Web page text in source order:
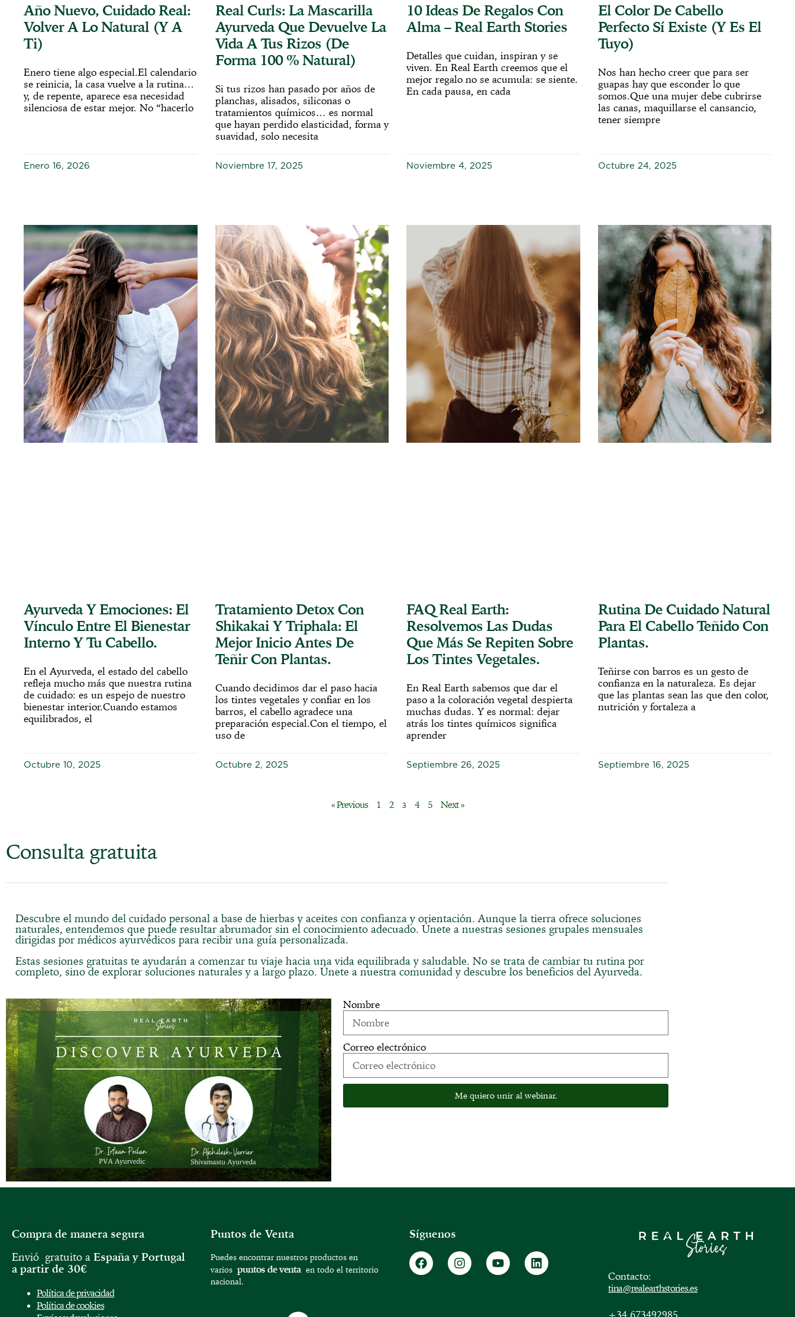
Año Nuevo, Cuidado Real:
Volver A Lo Natural (y A
Ti)
Enero tiene algo especial.El calendario
se reinicia, la casa vuelve a la rutina…
y, de repente, aparece esa necesidad
silenciosa de estar mejor. No “hacerlo
Enero 16, 2026
Real Curls: La Mascarilla
Ayurveda Que Devuelve La
Vida A Tus Rizos (de
Forma 100 % Natural)
Si tus rizos han pasado por años de
planchas, alisados, siliconas o
tratamientos químicos… es normal
que hayan perdido elasticidad, forma y
suavidad, solo necesita
Noviembre 17, 2025
10 Ideas De Regalos Con
Alma – Real Earth Stories
Detalles que cuidan, inspiran y se
viven. En Real Earth creemos que el
mejor regalo no se acumula: se siente.
En cada pausa, en cada
Noviembre 4, 2025
El Color De Cabello
Perfecto Sí Existe (y Es El
Tuyo)
Nos han hecho creer que para ser
guapas hay que esconder lo que
somos.Que una mujer debe cubrirse
las canas, maquillarse el cansancio,
tener siempre
Octubre 24, 2025
Ayurveda Y Emociones: El
Vínculo Entre El Bienestar
Interno Y Tu Cabello.
En el Ayurveda, el estado del cabello
refleja mucho más que nuestra rutina
de cuidado: es un espejo de nuestro
bienestar interior.Cuando estamos
equilibrados, el
Octubre 10, 2025
Tratamiento Detox Con
Shikakai Y Triphala: El
Mejor Inicio Antes De
Teñir Con Plantas.
Cuando decidimos dar el paso hacia
los tintes vegetales y confiar en los
barros, el cabello agradece una
preparación especial.Con el tiempo, el
uso de
Octubre 2, 2025
FAQ Real Earth:
Resolvemos Las Dudas
Que Más Se Repiten Sobre
Los Tintes Vegetales.
En Real Earth sabemos que dar el
paso a la coloración vegetal despierta
muchas dudas. Y es normal: dejar
atrás los tintes químicos significa
aprender
Septiembre 26, 2025
Rutina De Cuidado Natural
Para El Cabello Teñido Con
Plantas.
Teñirse con barros es un gesto de
confianza en la naturaleza. Es dejar
que las plantas sean las que den color,
nutrición y fortaleza a
Septiembre 16, 2025
« Previous 1 2 3 4 5 Next »
Consulta gratuita
Descubre el mundo del cuidado personal a base de hierbas y aceites con confianza y orientación. Aunque la tierra ofrece soluciones
naturales, entendemos que puede resultar abrumador sin el conocimiento adecuado. Únete a nuestras sesiones grupales mensuales
dirigidas por médicos ayurvédicos para recibir una guía personalizada.
Estas sesiones gratuitas te ayudarán a comenzar tu viaje hacia una vida equilibrada y saludable. No se trata de cambiar tu rutina por
completo, sino de explorar soluciones naturales y a largo plazo. Únete a nuestra comunidad y descubre los beneficios del Ayurveda.
Nombre
Correo electrónico
Me quiero unir al webinar.
Compra de manera segura
Envió gratuito a España y Portugal
a partir de 30€
Política de privacidad
Política de cookies
Puntos de Venta
Puedes encontrar nuestros productos en
varios puntos de venta en todo el territorio
nacional.
Síguenos
Contacto:
tina@realearthstories.es
+34 673492985